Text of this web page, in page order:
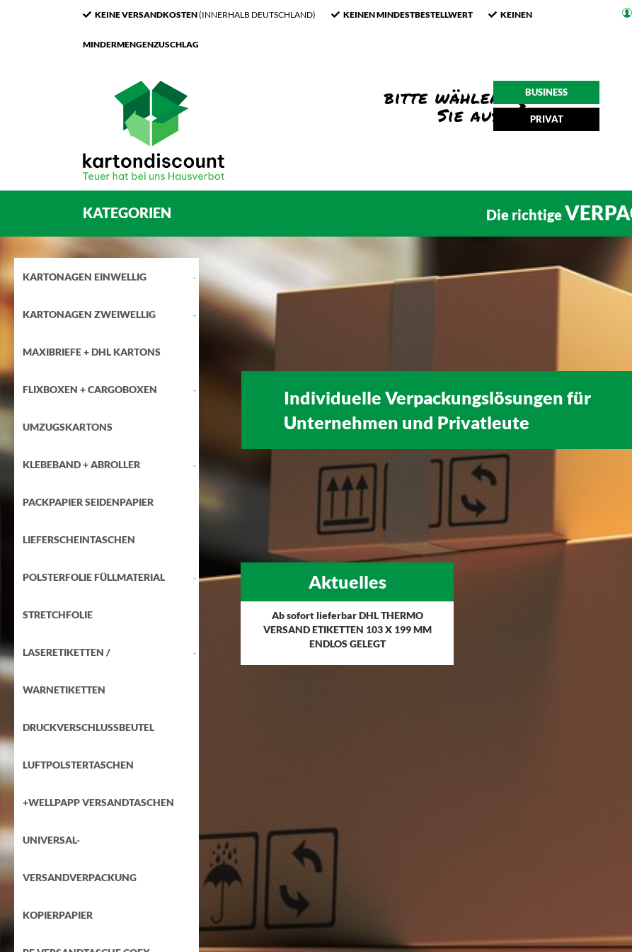
KEINE VERSANDKOSTEN(INNERHALB DEUTSCHLAND) KEINEN MINDESTBESTELLWERT KEINEN
MINDERMENGENZUSCHLAG
BUSINESS
PRIVAT
KATEGORIEN Die richtige
Individuelle Verpackungslösungen für
Unternehmen und Privatleute
Aktuelles
Ab sofort lieferbar DHL THERMO
VERSAND ETIKETTEN 103 X 199 MM
ENDLOS GELEGT
KARTONAGEN EINWELLIG
KARTONAGEN ZWEIWELLIG
MAXIBRIEFE + DHL KARTONS
FLIXBOXEN + CARGOBOXEN
UMZUGSKARTONS
KLEBEBAND + ABROLLER
PACKPAPIER SEIDENPAPIER
LIEFERSCHEINTASCHEN
POLSTERFOLIE FÜLLMATERIAL
STRETCHFOLIE
LASERETIKETTEN /
WARNETIKETTEN
DRUCKVERSCHLUSSBEUTEL
LUFTPOLSTERTASCHEN
+WELLPAPP VERSANDTASCHEN
UNIVERSAL-
VERSANDVERPACKUNG
KOPIERPAPIER